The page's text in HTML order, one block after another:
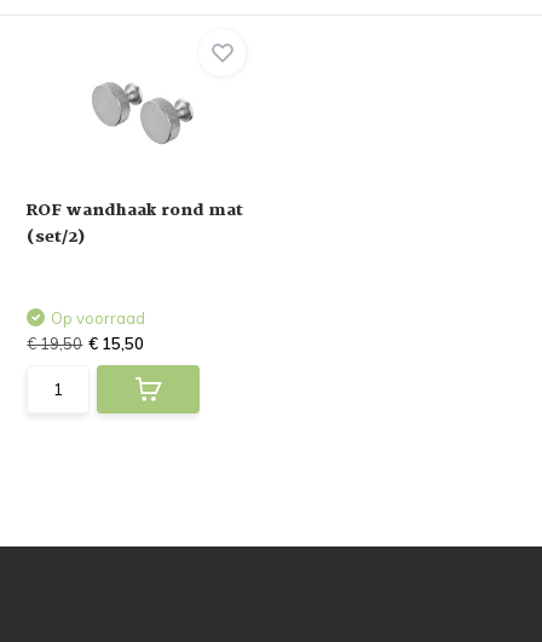
ROF wandhaak rond mat
(set/2)
Op voorraad
€ 19,50 € 15,50